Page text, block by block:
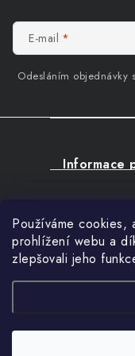
Používáme cookies,
prohlížení webu a
zlepšovali jeho
E-mail
Odesláním objednávky
Informace
SERVIS
FIRMY,
ARTHAS
Facebook
Přihlášení